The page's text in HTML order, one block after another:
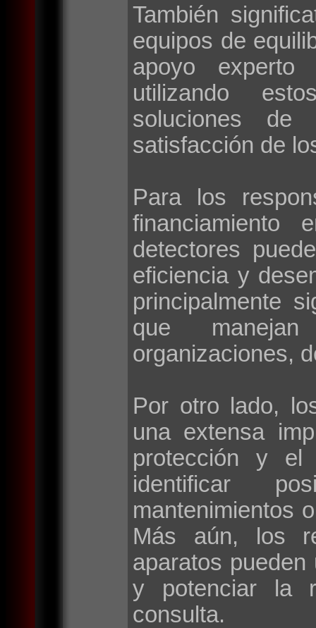
También
equipos de
apoyo experto
utilizando
soluciones de
satisfacción de
Para los
financiamiento
detectores
eficiencia y
principalmente
que
organizaciones,
Por otro lado,
una extensa
protección y el
identificar
mantenimientos
Más aún, los
aparatos
y potenciar la
consulta.